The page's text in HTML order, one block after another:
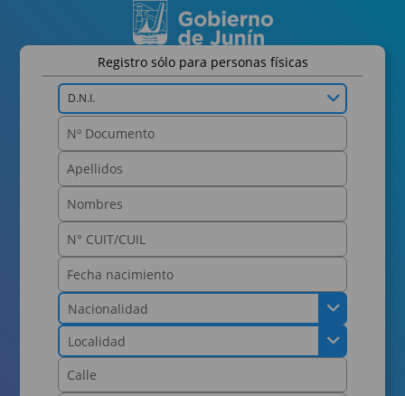
Registro sólo para personas físicas
D.N.I.